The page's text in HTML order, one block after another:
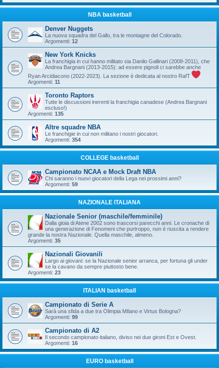
NBA basketball
Denver Nuggets
La nuova squadra del Gallo, tra le montagne del Colorado.
Argomenti: 12
New York Knicks
La franchigia in cui hanno militato sia Danilo Gallinari (2008-2011), che
Andrea Bargnani (2013-2015): ad essere pignoli ci sarebbe anche
Ryan Arcidiacono (2022-2023). La sezione è dedicata al nostro RafT
Argomenti: 11
Toronto Raptors
Tutte le discussioni inerenti la franchigia canadese (Andrea Bargnani
escluso!)
Argomenti: 135
Altre squadre NBA
Le franchigie in cui non militano i nostri giocatori.
Argomenti: 354
COLLEGE basketball
Campionato NCAA e Mock Draft NBA
Chi saranno i nuovi giocatori della Lega nei prossimi anni?
Argomenti: 59
NAZIONALE ITALIANA
Nazionale Senior (maschile/femminile)
Dalla gioia di Atene 2002 sono trascorsi parecchi anni. Le cronache di
una generazione di Fenomeni che purtroppo, non è riuscita a rendere
grande la nostra Nazionale. Quella maschile, almeno.
Argomenti: 35
Nazionali Giovanili
Largo ai giovani: se la Nazionale senior arranca, per fortuna gli under
se la cavano da sempre piuttosto bene.
Argomenti: 23
ITALIAN basketball
Campionato di Serie A
Sarà una sfida a due tra Olimpia MIlano e Virtus Bologna?
Argomenti: 99
Campionato di A2
Il secondo campionato italiano, diviso nei due gironi Est e Ovest.
Argomenti: 16
EURO basketball